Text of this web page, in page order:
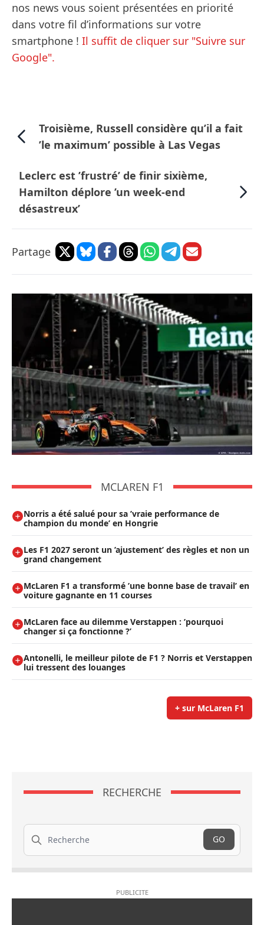
nos news vous soient présentées en priorité
dans votre fil d’informations sur votre
smartphone ! Il suffit de cliquer sur "Suivre sur
Google".
Troisième, Russell considère qu’il a fait
’le maximum’ possible à Las Vegas
Leclerc est ’frustré’ de finir sixième,
Hamilton déplore ’un week-end
désastreux’
Partage
MCLAREN F1
Norris a été salué pour sa ’vraie performance de
champion du monde’ en Hongrie
Les F1 2027 seront un ’ajustement’ des règles et non un
grand changement
McLaren F1 a transformé ’une bonne base de travail’ en
voiture gagnante en 11 courses
McLaren face au dilemme Verstappen : ’pourquoi
changer si ça fonctionne ?’
Antonelli, le meilleur pilote de F1 ? Norris et Verstappen
lui tressent des louanges
+ sur McLaren F1
RECHERCHE
Recherche
GO